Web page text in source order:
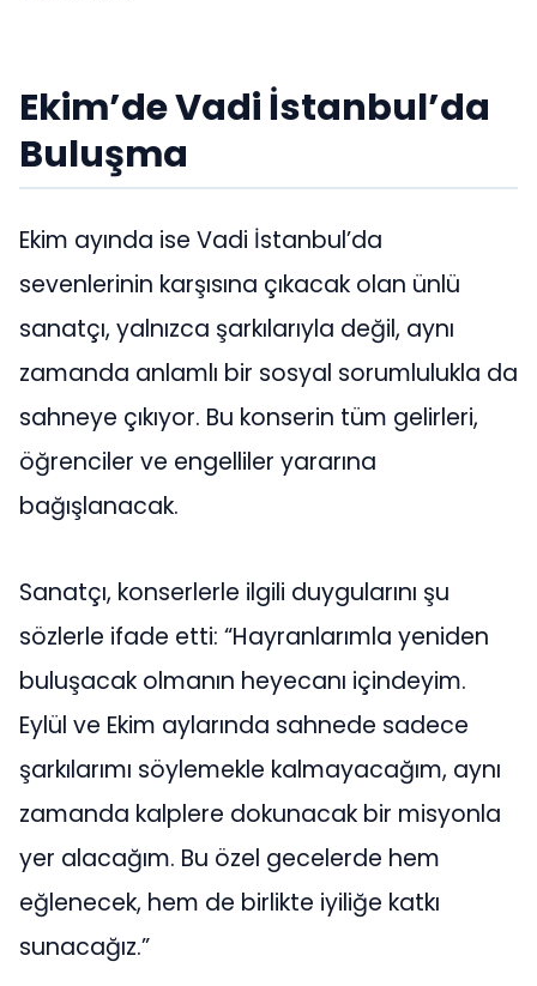
Ekim’de Vadi İstanbul’da
Buluşma
Ekim ayında ise Vadi İstanbul’da
sevenlerinin karşısına çıkacak olan ünlü
sanatçı, yalnızca şarkılarıyla değil, aynı
zamanda anlamlı bir sosyal sorumlulukla da
sahneye çıkıyor. Bu konserin tüm gelirleri,
öğrenciler ve engelliler yararına
bağışlanacak.
Sanatçı, konserlerle ilgili duygularını şu
sözlerle ifade etti: “Hayranlarımla yeniden
buluşacak olmanın heyecanı içindeyim.
Eylül ve Ekim aylarında sahnede sadece
şarkılarımı söylemekle kalmayacağım, aynı
zamanda kalplere dokunacak bir misyonla
yer alacağım. Bu özel gecelerde hem
eğlenecek, hem de birlikte iyiliğe katkı
sunacağız.”